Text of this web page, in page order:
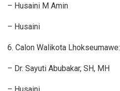
– Husaini M Amin
– Husaini
6. Calon Walikota Lhokseumawe:
– Dr. Sayuti Abubakar, SH, MH
– Husaini